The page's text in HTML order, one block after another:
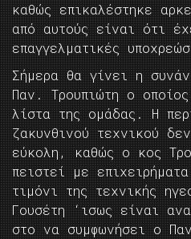
καθώς επικαλέστηκε
από αυτούς είναι ότι
επαγγελματικές
Σήμερα θα γίνει η
Παν. Τρουπιώτη ο
λίστα της ομάδας. Η
ζακυνθινού τεχνικού
εύκολη, καθώς ο κος
πειστεί με
τιμόνι της τεχνικής
Γουσέτη ‘ισως είναι
στο να συμφωνήσει ο